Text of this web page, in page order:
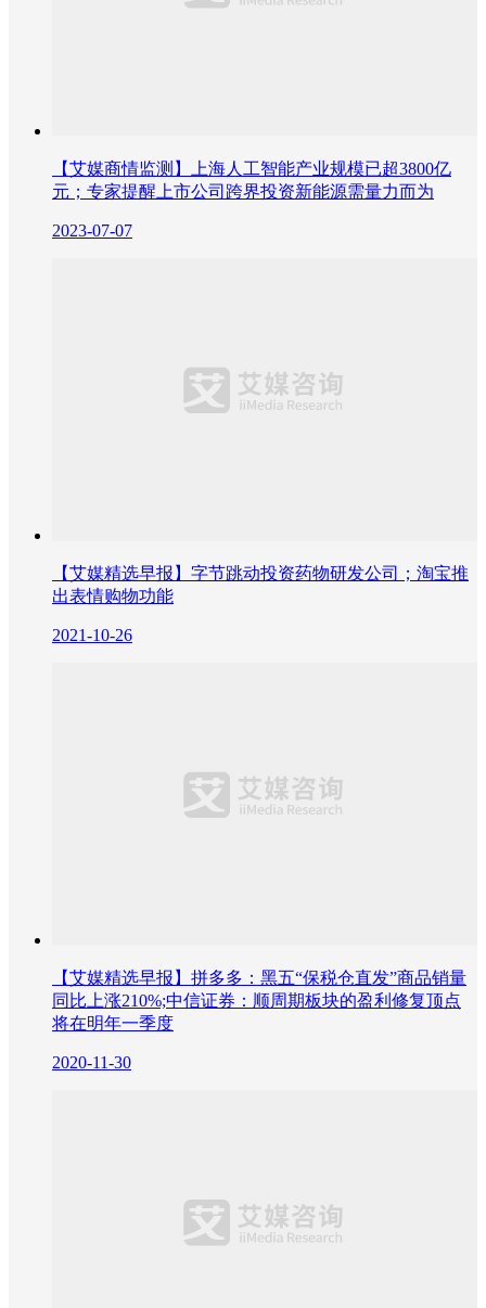
【艾媒商情监测】上海人工智能产业规模已超3800亿
元；专家提醒上市公司跨界投资新能源需量力而为
2023-07-07
【艾媒精选早报】字节跳动投资药物研发公司；淘宝推
出表情购物功能
2021-10-26
【艾媒精选早报】拼多多：黑五“保税仓直发”商品销量
同比上涨210%;中信证券：顺周期板块的盈利修复顶点
将在明年一季度
2020-11-30